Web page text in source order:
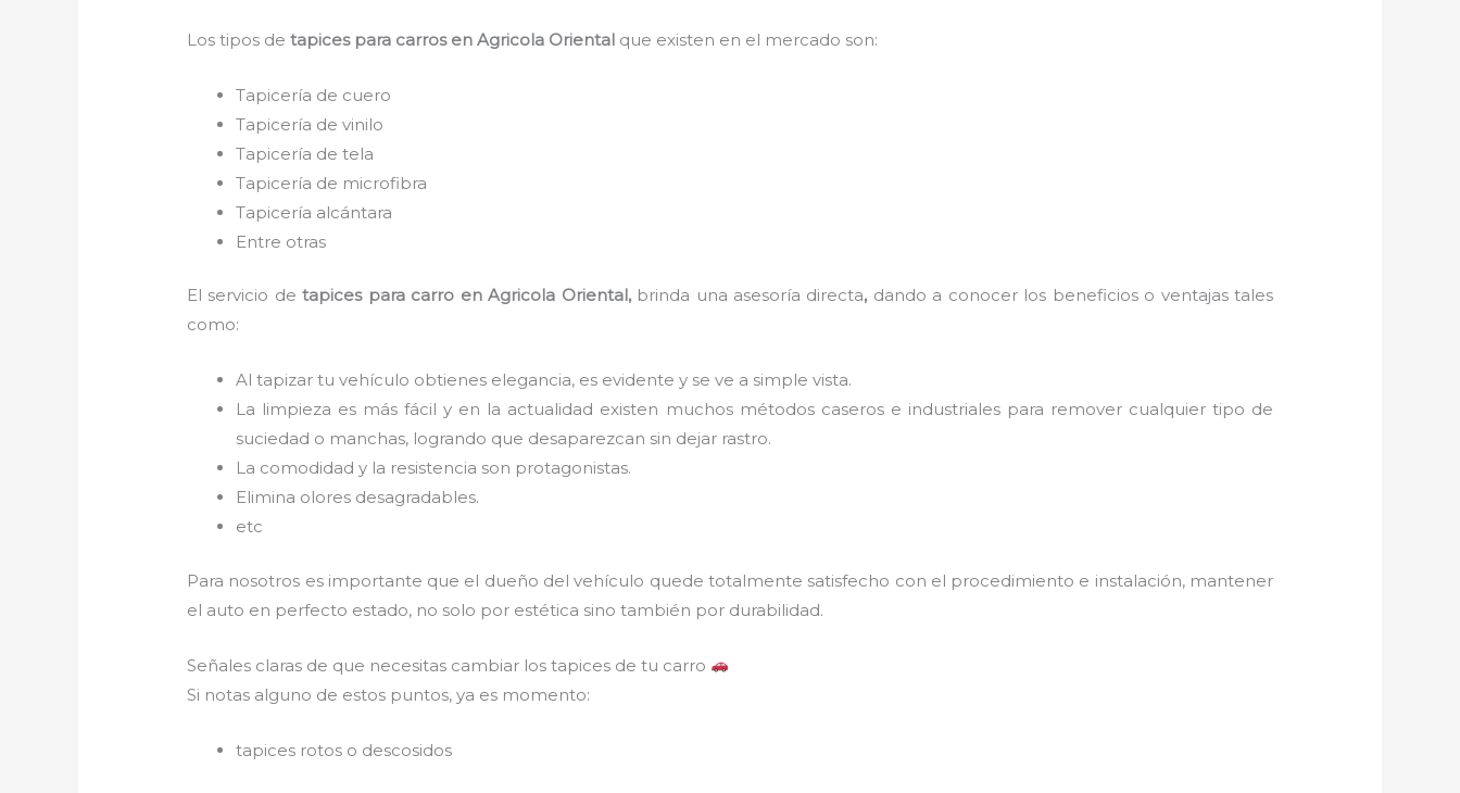
Los tipos detapices para carrosen Agricola Oriental que existen en el mercado son:
Tapicería de cuero
Tapicería de vinilo
Tapicería de tela
Tapicería de microfibra
Tapicería alcántara
Entre otras
El servicio detapices para carro en Agricola Oriental, brinda una asesoría directa, dando a conocer los beneficios o ventajas tales
como:
Al tapizar tu vehículo obtienes elegancia, es evidente y se ve a simple vista.
La limpieza es más fácil y en la actualidad existen muchos métodos caseros e industriales para remover cualquier tipo de
suciedad o manchas, logrando que desaparezcan sin dejar rastro.
La comodidad y la resistencia son protagonistas.
Elimina olores desagradables.
etc
Para nosotros es importante que el dueño del vehículo quede totalmente satisfecho con el procedimiento e instalación, mantener
el auto en perfecto estado, no solo por estética sino también por durabilidad.
Señales claras de que necesitas cambiar los tapices de tu carro
Si notas alguno de estos puntos, ya es momento:
tapices rotos o descosidos